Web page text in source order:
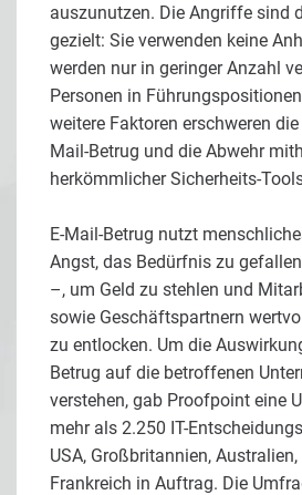
auszunutzen. Die Angriffe sind
gezielt: Sie verwenden keine
werden nur in geringer Anzahl
Personen in
weitere Faktoren erschweren
Mail-Betrug und die Abwehr
herkömmlicher Sicherheits-
E-Mail-Betrug nutzt
Angst, das Bedürfnis zu
–, um Geld zu stehlen und
sowie Geschäftspartnern
zu entlocken. Um die
Betrug auf die betroffenen
verstehen, gab Proofpoint eine
mehr als 2.250 IT-
USA, Großbritannien,
Frankreich in Auftrag. Die